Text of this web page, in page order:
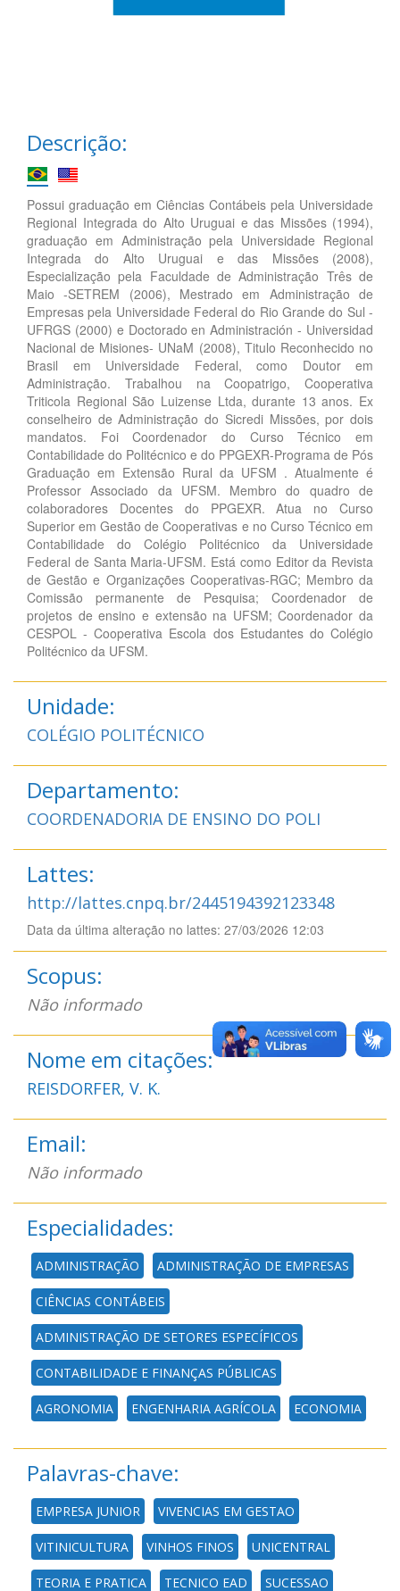
Descrição:
Possui graduação em Ciências Contábeis pela Universidade
Regional Integrada do Alto Uruguai e das Missões (1994),
graduação em Administração pela Universidade Regional
Integrada do Alto Uruguai e das Missões (2008),
Especialização pela Faculdade de Administração Três de
Maio -SETREM (2006), Mestrado em Administração de
Empresas pela Universidade Federal do Rio Grande do Sul -
UFRGS (2000) e Doctorado en Administración - Universidad
Nacional de Misiones- UNaM (2008), Titulo Reconhecido no
Brasil em Universidade Federal, como Doutor em
Administração. Trabalhou na Coopatrigo, Cooperativa
Triticola Regional São Luizense Ltda, durante 13 anos. Ex
conselheiro de Administração do Sicredi Missões, por dois
mandatos. Foi Coordenador do Curso Técnico em
Contabilidade do Politécnico e do PPGEXR-Programa de Pós
Graduação em Extensão Rural da UFSM . Atualmente é
Professor Associado da UFSM. Membro do quadro de
colaboradores Docentes do PPGEXR. Atua no Curso
Superior em Gestão de Cooperativas e no Curso Técnico em
Contabilidade do Colégio Politécnico da Universidade
Federal de Santa Maria-UFSM. Está como Editor da Revista
de Gestão e Organizações Cooperativas-RGC; Membro da
Comissão permanente de Pesquisa; Coordenador de
projetos de ensino e extensão na UFSM; Coordenador da
CESPOL - Cooperativa Escola dos Estudantes do Colégio
Politécnico da UFSM.
Unidade:
COLÉGIO POLITÉCNICO
Departamento:
COORDENADORIA DE ENSINO DO POLI
Lattes:
http://lattes.cnpq.br/2445194392123348
Data da última alteração no lattes: 27/03/2026 12:03
Scopus:
Não informado
Nome em citações:
REISDORFER, V. K.
Email:
Não informado
Especialidades:
ADMINISTRAÇÃO ADMINISTRAÇÃO DE EMPRESAS
CIÊNCIAS CONTÁBEIS
ADMINISTRAÇÃO DE SETORES ESPECÍFICOS
CONTABILIDADE E FINANÇAS PÚBLICAS
AGRONOMIA ENGENHARIA AGRÍCOLA ECONOMIA
Palavras-chave:
EMPRESA JUNIOR VIVENCIAS EM GESTAO
VITINICULTURA VINHOS FINOS UNICENTRAL
TEORIA E PRATICA TECNICO EAD SUCESSAO